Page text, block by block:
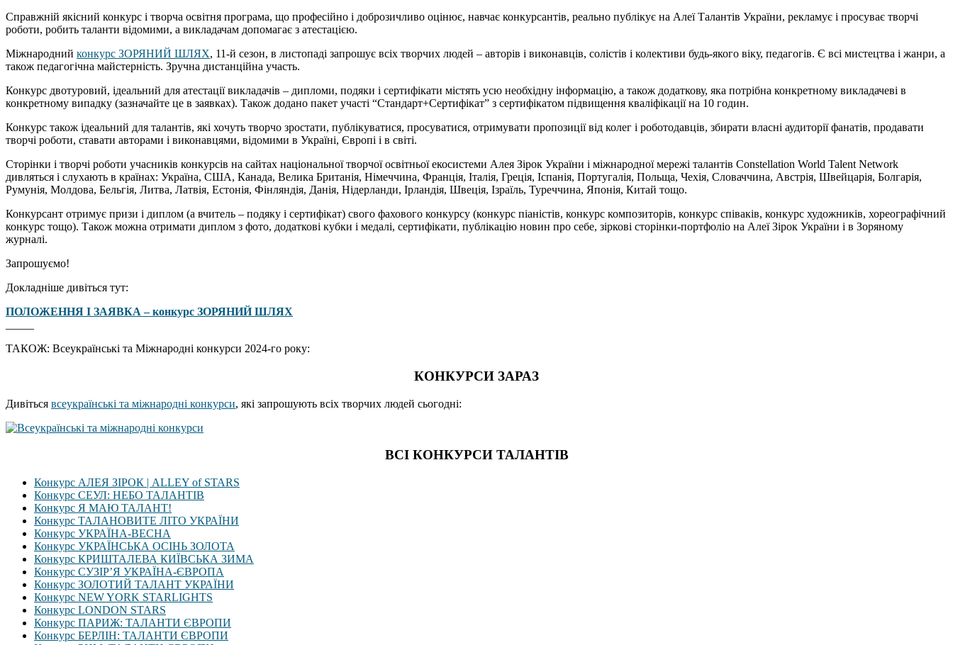
Справжній якісний конкурс і творча освітня програма, що професійно і доброзичливо оцінює, навчає конкурсантів, реально публікує на Алеї Талантів України, рекламує і просуває творчі
роботи, робить таланти відомими, а викладачам допомагає з атестацією.
Міжнародний конкурс ЗОРЯНИЙ ШЛЯХ, 11-й сезон, в листопаді запрошує всіх творчих людей – авторів і виконавців, солістів і колективи будь-якого віку, педагогів. Є всі мистецтва і жанри, а
також педагогічна майстерність. Зручна дистанційна участь.
Конкурс двотуровий, ідеальний для атестації викладачів – дипломи, подяки і сертифікати містять усю необхідну інформацію, а також додаткову, яка потрібна конкретному викладачеві в
конкретному випадку (зазначайте це в заявках). Також додано пакет участі “Стандарт+Сертифікат” з сертифікатом підвищення кваліфікації на 10 годин.
Конкурс також ідеальний для талантів, які хочуть творчо зростати, публікуватися, просуватися, отримувати пропозиції від колег і роботодавців, збирати власні аудиторії фанатів, продавати
творчі роботи, ставати авторами і виконавцями, відомими в Україні, Європі і в світі.
Cторінки і творчі роботи учасників конкурсів на сайтах національної творчої освітньої екосистеми Алея Зірок України і міжнародної мережі талантів Constellation World Talent Network
дивляться і слухають в країнах: Україна, США, Канада, Велика Британія, Німеччина, Франція, Італія, Греція, Іспанія, Португалія, Польща, Чехія, Словаччина, Австрія, Швейцарія, Болгарія,
Румунія, Молдова, Бельгія, Литва, Латвія, Естонія, Фінляндія, Данія, Нідерланди, Ірландія, Швеція, Ізраїль, Туреччина, Японія, Китай тощо.
Конкурсант отримує призи і диплом (а вчитель – подяку і сертифікат) свого фахового конкурсу (конкурс піаністів, конкурс композиторів, конкурс співаків, конкурс художників, хореографічний
конкурс тощо). Також можна отримати диплом з фото, додаткові кубки і медалі, сертифікати, публікацію новин про себе, зіркові сторінки-портфоліо на Алеї Зірок України і в Зоряному
журналі.
Запрошуємо!
Докладніше дивіться тут:
ПОЛОЖЕННЯ І ЗАЯВКА – конкурс ЗОРЯНИЙ ШЛЯХ
ТАКОЖ: Всеукраїнські та Міжнародні конкурси 2024-го року:
КОНКУРСИ ЗАРАЗ
Дивіться всеукраїнські та міжнародні конкурси, які запрошують всіх творчих людей сьогодні:
ВСІ КОНКУРСИ ТАЛАНТІВ
Конкурс АЛЕЯ ЗІРОК | ALLEY of STARS
Конкурс СЕУЛ: НЕБО ТАЛАНТІВ
Конкурс Я МАЮ ТАЛАНТ!
Конкурс ТАЛАНОВИТЕ ЛІТО УКРАЇНИ
Конкурс УКРАЇНА-ВЕСНА
Конкурс УКРАЇНСЬКА ОСІНЬ ЗОЛОТА
Конкурс КРИШТАЛЕВА КИЇВСЬКА ЗИМА
Конкурс СУЗІР’Я УКРАЇНА-ЄВРОПА
Конкурс ЗОЛОТИЙ ТАЛАНТ УКРАЇНИ
Конкурс NEW YORK STARLIGHTS
Конкурс LONDON STARS
Конкурс ПАРИЖ: ТАЛАНТИ ЄВРОПИ
Конкурс БЕРЛІН: ТАЛАНТИ ЄВРОПИ